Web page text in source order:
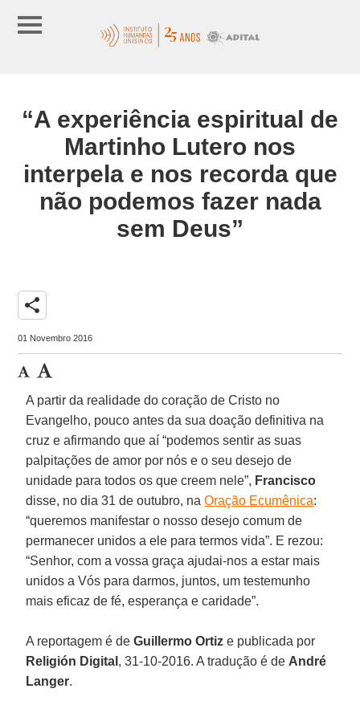
“A experiência espiritual de
Martinho Lutero nos
interpela e nos recorda que
não podemos fazer nada
sem Deus”
share
01 Novembro 2016
A partir da realidade do coração de Cristo no
Evangelho, pouco antes da sua doação definitiva na
cruz e afirmando que aí “podemos sentir as suas
palpitações de amor por nós e o seu desejo de
unidade para todos os que creem nele”, Francisco
disse, no dia 31 de outubro, naOração Ecumênica:
“queremos manifestar o nosso desejo comum de
permanecer unidos a ele para termos vida”. E rezou:
“Senhor, com a vossa graça ajudai-nos a estar mais
unidos a Vós para darmos, juntos, um testemunho
mais eficaz de fé, esperança e caridade”.
A reportagem é deGuillermo Ortiz e publicada por
Religión Digital , 31-10-2016. A tradução é de André
Langer.